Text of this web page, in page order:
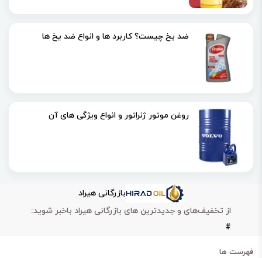
ضد یخ چیست؟ کاربرد ها و انواع ضد یخ ها
روغن موتور ژنراتور و انواع ویژگی های آن
بازرگانی هیراد
از تخفیف‌های و جدیدترین های بازرگانی هیراد باخبر شوید:
#
فهرست ها